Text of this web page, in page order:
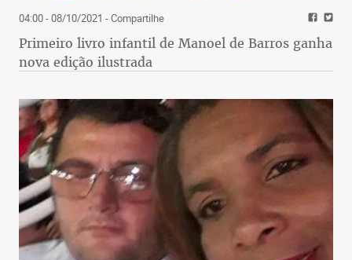
04:00 - 08/10/2021 - Compartilhe
Primeiro livro infantil de Manoel de Barros ganha
nova edição ilustrada